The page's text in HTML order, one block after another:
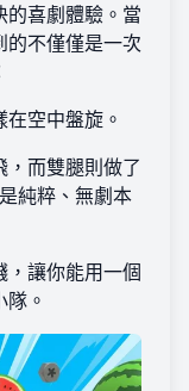
的喜劇體驗。當
的不僅僅是一次
空中盤旋。
而雙腿則做了
純粹、無劇本
，讓你能用一個
。